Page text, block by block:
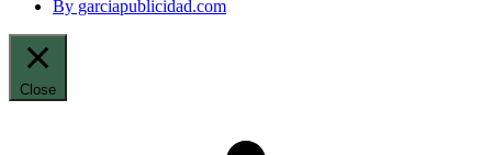
By garciapublicidad.com
Close